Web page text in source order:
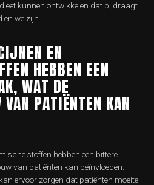
kunnen ontwikkelen dat bijdraagt
welzijn.
EN
HEBBEN EEN
WAT DE
PATIËNTEN KAN
stoffen hebben een bittere
van patiënten kan beïnvloeden.
ervoor zorgen dat patiënten moeite